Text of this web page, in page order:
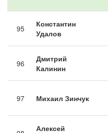
95
Константин
Удалов
96
Дмитрий
Калинин
97 Михаил Зинчук
Алексей